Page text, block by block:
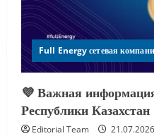
Full Energy сетевая
💜 Важная
Республики Казахстан
Editorial Team 21.07.2026